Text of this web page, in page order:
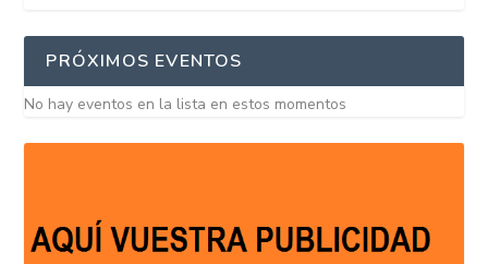
PRÓXIMOS EVENTOS
No hay eventos en la lista en estos momentos